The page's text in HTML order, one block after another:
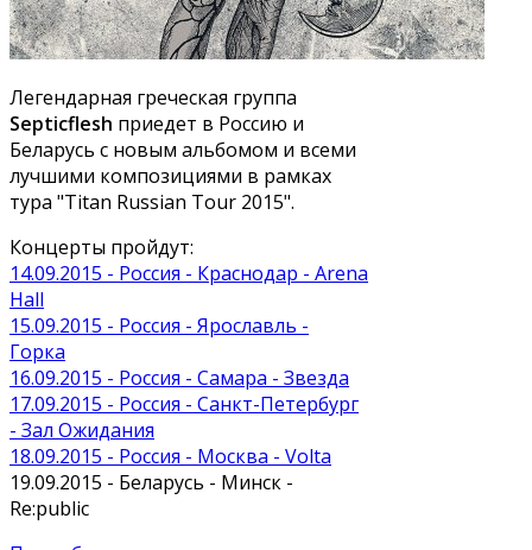
Легендарная греческая группа
Septicflesh приедет в Россию и
Беларусь с новым альбомом и всеми
лучшими композициями в рамках
тура "Titan Russian Tour 2015".
Концерты пройдут:
14.09.2015 - Россия - Краснодар - Arena
Hall
15.09.2015 - Россия - Ярославль -
Горка
16.09.2015 - Россия - Самара - Звезда
17.09.2015 - Россия - Санкт-Петербург
- Зал Ожидания
18.09.2015 - Россия - Москва - Volta
19.09.2015 - Беларусь - Минск -
Re:public